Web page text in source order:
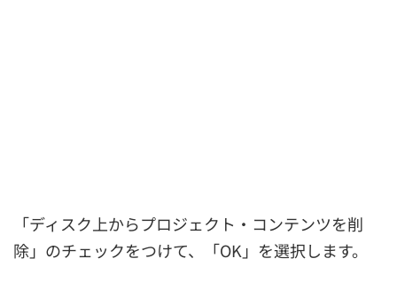
「ディスク上からプロジェクト・コンテンツを削
除」のチェックをつけて、「OK」を選択します。